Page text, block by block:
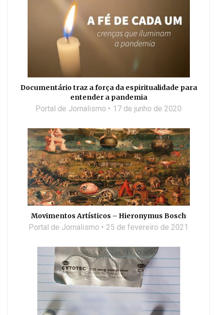
Documentário traz a força da espiritualidade para
entender a pandemia
Portal de Jornalismo 17 de junho de 2020
Movimentos Artísticos – Hieronymus Bosch
Portal de Jornalismo 25 de fevereiro de 2021